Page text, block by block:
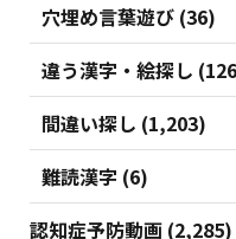
穴埋め言葉遊び (36)
違う漢字・絵探し
間違い探し (1,203)
難読漢字 (6)
認知症予防動画 (2,285)